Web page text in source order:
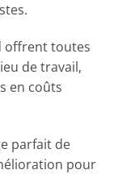
offrent toutes
de travail,
en coûts
parfait de
pour